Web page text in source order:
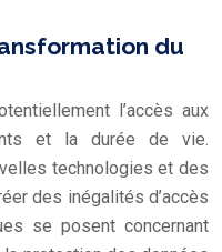
du
l’accès aux
et la durée de vie.
technologies et des
des inégalités d’accès
se posent concernant